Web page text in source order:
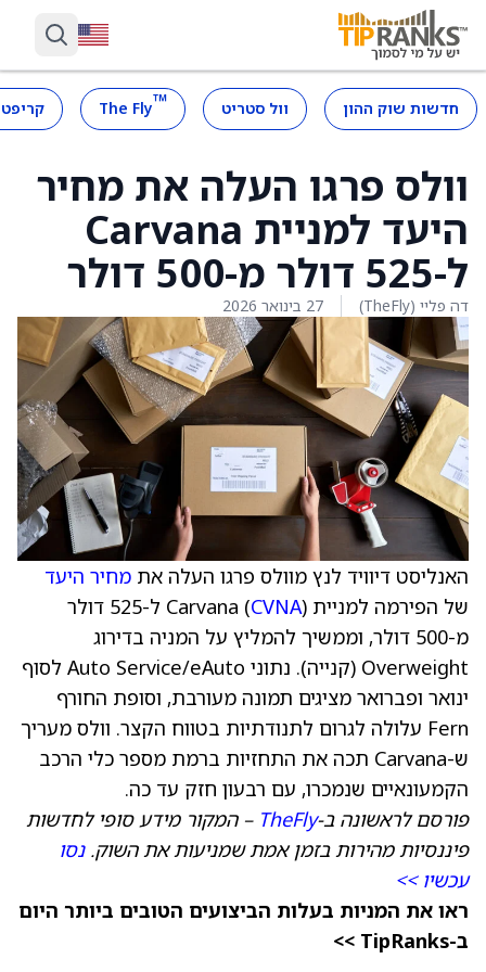
חדשות שוק ההון וול סטריט ™
The Fly
וולס פרגו העלה את מחיר
היעד למניית Carvana
ל-525 דולר מ-500 דולר
דה פליי (TheFly) 27 בינואר 2026
האנליסט דיוויד לנץ מוולס פרגו העלה את מחיר היעד
של הפירמה למניית Carvana ( CVNA
) ל-525 דולר
מ-500 דולר, וממשיך להמליץ על המניה בדירוג
Overweight (קנייה). נתוני Auto Service/eAuto לסוף
ינואר ופברואר מציגים תמונה מעורבת, וסופת החורף
Fern עלולה לגרום לתנודתיות בטווח הקצר. וולס מעריך
ש-Carvana תכה את התחזיות ברמת מספר כלי הרכב
הקמעונאיים שנמכרו, עם רבעון חזק עד כה.
פורסם לראשונה ב-TheFly – המקור מידע סופי לחדשות
פיננסיות מהירות בזמן אמת שמניעות את השוק.נסו
עכשיו >>
ראו את המניות בעלות הביצועים הטובים ביותר היום
ב-TipRanks >>